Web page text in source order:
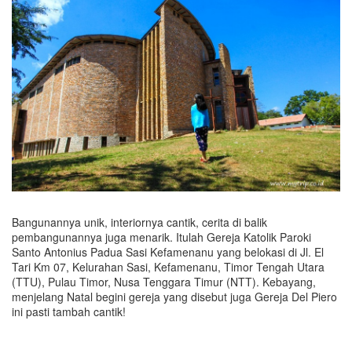
Bangunannya unik, interiornya cantik, cerita di balik
pembangunannya juga menarik. Itulah Gereja Katolik Paroki
Santo Antonius Padua Sasi Kefamenanu yang belokasi di Jl. El
Tari Km 07, Kelurahan Sasi, Kefamenanu, Timor Tengah Utara
(TTU), Pulau Timor, Nusa Tenggara Timur (NTT). Kebayang,
menjelang Natal begini gereja yang disebut juga Gereja Del Piero
ini pasti tambah cantik!